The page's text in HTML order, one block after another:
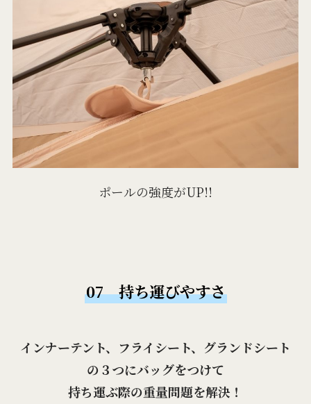
ポールの強度がUP!!
07 持ち運びやすさ
インナーテント、フライシート、グランドシート
の３つにバッグをつけて
持ち運ぶ際の重量問題を解決！